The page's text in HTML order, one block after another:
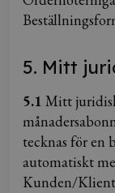
5. Mitt
5.1 Mitt
tecknas för en
automatiskt
Kunden/